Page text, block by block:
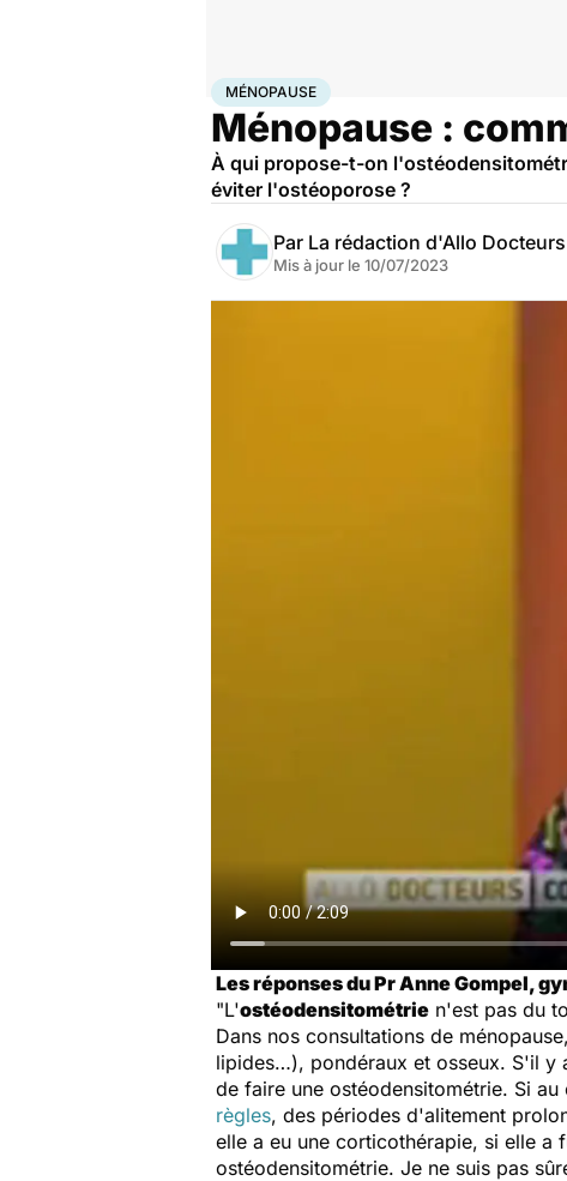
AccueilSantéMaladies
MÉNOPAUSE
Ménopause :
À qui propose-t-on
éviter l'ostéoporose ?
Par La rédaction d'Allo Docteurs
Mis à jour le 10/07/2023
Les réponses du Pr Anne Gompel,
"L'ostéodensitométrie n'est pas du
Dans nos consultations de
lipides…), pondéraux et osseux. S'il y
de faire une ostéodensitométrie. Si
règles, des périodes d'alitement
elle a eu une corticothérapie, si elle a
ostéodensitométrie. Je ne suis pas